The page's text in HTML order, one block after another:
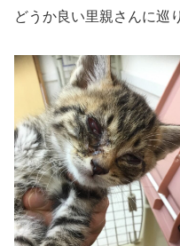
どうか良い里親さんに巡